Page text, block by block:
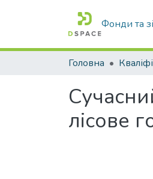
Фонди та
Головна
лісове